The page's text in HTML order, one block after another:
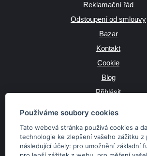
Používáme soubory cookies
Tato webová stránka používá cookies a
technologie ke zlepšení vašeho zážitku z
následující účely: pro umožnění základní
Reklamační řád
Odstoupení od smlouvy
Bazar
Kontakt
Cookie
Blog
Přihlásit
JAZYK